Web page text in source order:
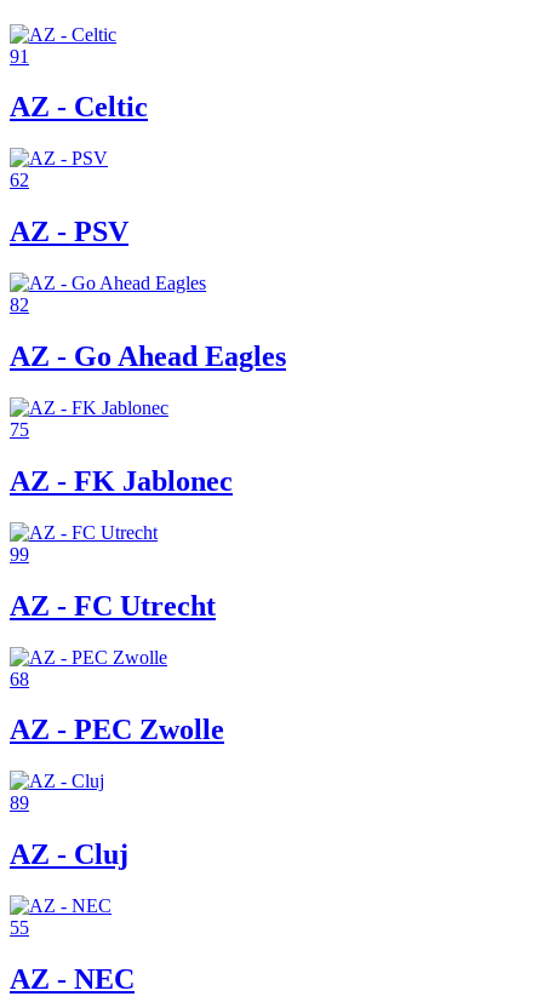
91
AZ - Celtic
62
AZ - PSV
82
AZ - Go Ahead Eagles
75
AZ - FK Jablonec
99
AZ - FC Utrecht
68
AZ - PEC Zwolle
89
AZ - Cluj
55
AZ - NEC